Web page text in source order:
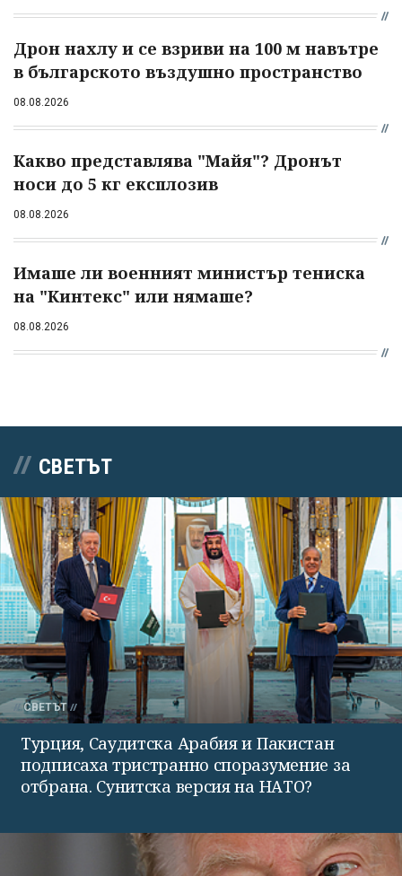
Дрон нахлу и се взриви на 100 м навътре
в българското въздушно пространство
08.08.2026
Какво представлява "Майя"? Дронът
носи до 5 кг експлозив
08.08.2026
Имаше ли военният министър тениска
на "Кинтекс" или нямаше?
08.08.2026
СВЕТЪТ
СВЕТЪТ
Турция, Саудитска Арабия и Пакистан
подписаха тристранно споразумение за
отбрана. Сунитска версия на НАТО?